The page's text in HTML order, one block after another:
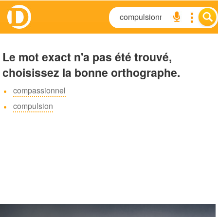
Le mot exact n'a pas été trouvé,
choisissez la bonne orthographe.
compassionnel
compulsion